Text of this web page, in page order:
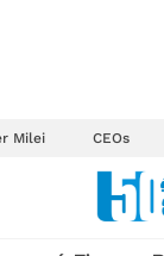
Milei CEOs